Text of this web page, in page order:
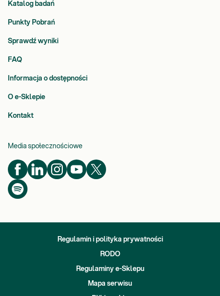
Katalog badań
Punkty Pobrań
Sprawdź wyniki
FAQ
Informacja o dostępności
O e-Sklepie
Kontakt
Media społecznościowe
Regulamin i polityka prywatności
RODO
Regulaminy e-Sklepu
Mapa serwisu